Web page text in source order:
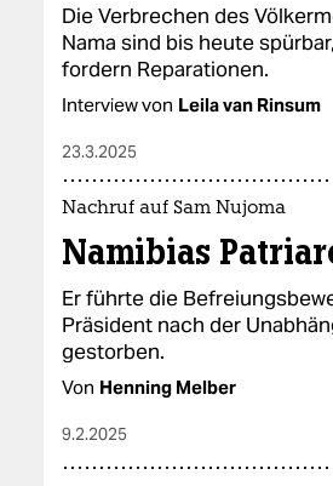
Die Verbrechen des
Nama sind bis heute
fordern Reparationen.
Interview von Leila van Rinsum
23.3.2025
Nachruf auf Sam Nujoma
Namibias
Er führte die
Präsident nach der
gestorben.
Von Henning Melber
9.2.2025